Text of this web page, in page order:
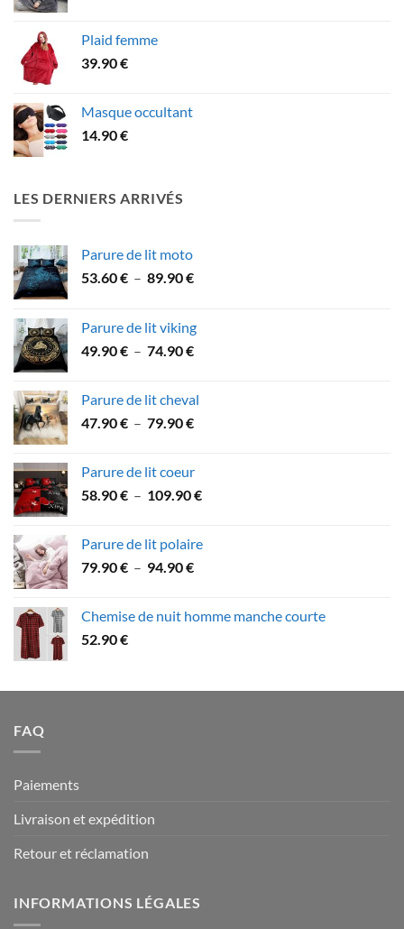
Plaid femme
39.90€
Masque occultant
14.90€
LES DERNIERS ARRIVÉS
Parure de lit moto
53.60€ – 89.90€Plage
53.60 €
à
Parure de lit viking
49.90€ – 74.90€Plage
49.90 €
à
Parure de lit cheval
47.90€ – 79.90€Plage
à
Parure de lit coeur
58.90€ – 109.90€Plage
58.90 €
Parure de lit polaire
79.90€ – 94.90€Plage
79.90 €
Chemise de nuit homme manche courte
52.90€
FAQ
Paiements
Livraison et expédition
Retour et réclamation
INFORMATIONS LÉGALES